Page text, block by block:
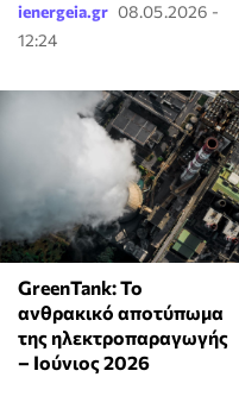
ienergeia.gr 08.05.2026 -
12:24
GreenTank: Το
ανθρακικό αποτύπωμα
της ηλεκτροπαραγωγής
– Ιούνιος 2026